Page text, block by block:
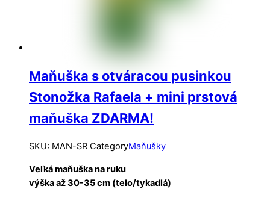
Maňuška s otváracou pusinkou
Stonožka Rafaela + mini prstová
maňuška ZDARMA!
SKU: MAN-SR CategoryMaňušky
Veľká maňuška na ruku
výška až 30-35 cm (telo/tykadlá)